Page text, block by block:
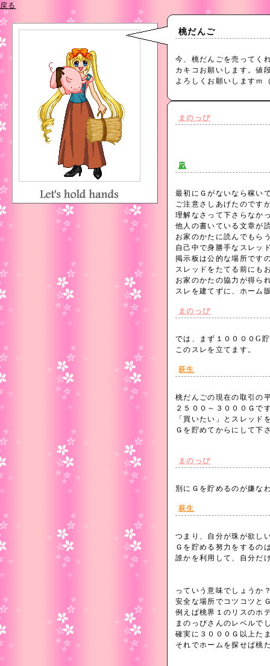
戻る
桃だんご
今、桃だんごを売ってく
カキコお願いします。値
よろしくお願いしますｍ
まのっぴ
凪
最初にＧがないなら稼い
ご注意さしあげたのです
理解なさって下さらなか
他人の書いている文章が
お家のかたに読んでもら
自己中で身勝手なスレッ
掲示板は公的な場所です
スレッドをたてる前にも
お家のかたの協力が得ら
スレを建てずに、ホー
まのっぴ
では、まず１００００G
このスレを立てます。
萩生
桃だんごの現在の取引の
２５００～３０００Ｇで
「買いたい」とスレッド
Ｇを貯めてからにして下
まのっぴ
別にＧを貯めるのが嫌
萩生
つまり、自分が珠が欲し
Ｇを貯める努力をするの
誰かを利用して、自分だ
っていう意味でしょうか
安全な場所でコツコツと
例えば桃界１のリスのホ
まのっぴさんのレベルで
確実に３０００Ｇ以上た
それでホームを探せば桃